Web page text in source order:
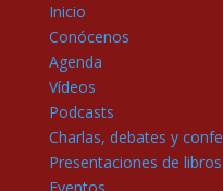
Inicio
Conócenos
Agenda
Vídeos
Podcasts
Charlas, debates y
Presentaciones de libros